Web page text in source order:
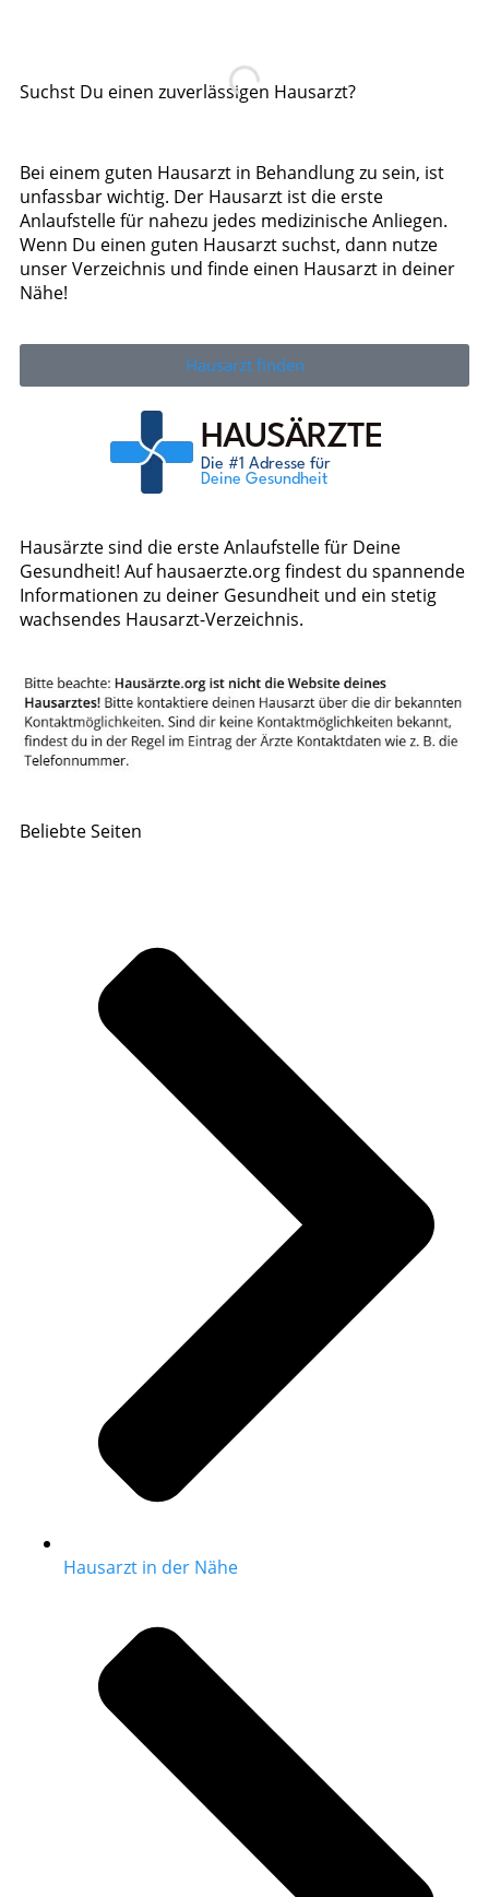
Suchst Du einen zuverlässigen Hausarzt?
Bei einem guten Hausarzt in Behandlung zu sein, ist
unfassbar wichtig. Der Hausarzt ist die erste
Anlaufstelle für nahezu jedes medizinische Anliegen.
Wenn Du einen guten Hausarzt suchst, dann nutze
unser Verzeichnis und finde einen Hausarzt in deiner
Nähe!
Hausarzt finden
Hausärzte sind die erste Anlaufstelle für Deine
Gesundheit! Auf hausaerzte.org findest du spannende
Informationen zu deiner Gesundheit und ein stetig
wachsendes Hausarzt-Verzeichnis.
Beliebte Seiten
Hausarzt in der Nähe